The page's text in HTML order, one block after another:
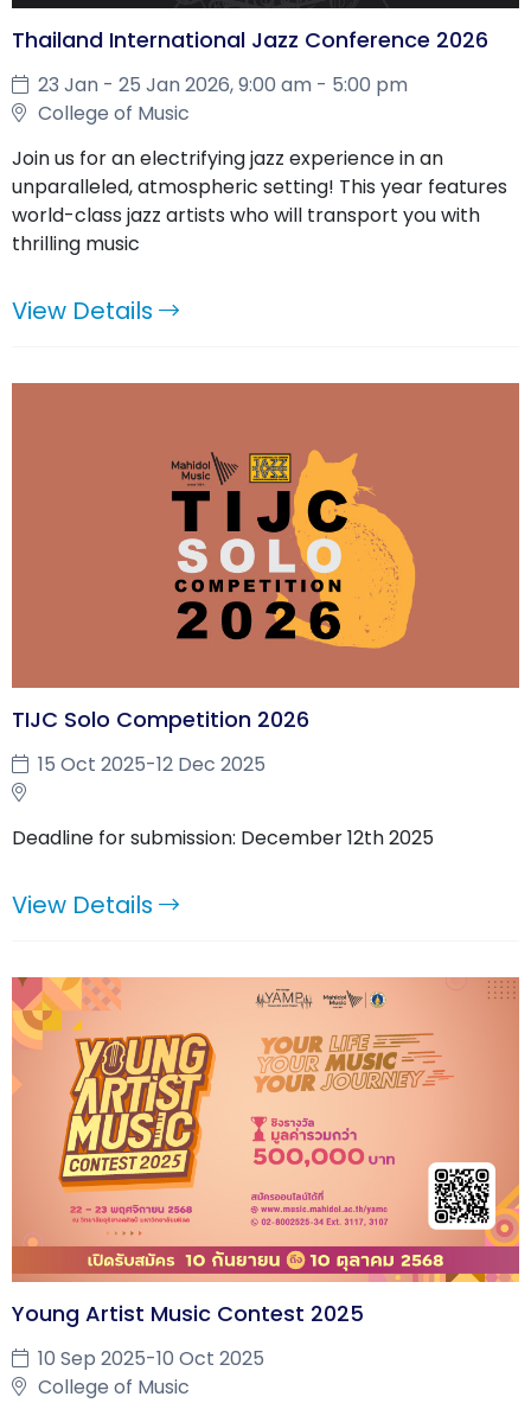
Thailand International Jazz Conference 2026
23 Jan - 25 Jan 2026, 9:00 am - 5:00 pm
College of Music
Join us for an electrifying jazz experience in an
unparalleled, atmospheric setting! This year features
world-class jazz artists who will transport you with
thrilling music
View Details
TIJC Solo Competition 2026
15 Oct 2025-12 Dec 2025
Deadline for submission: December 12th 2025
View Details
Young Artist Music Contest 2025
10 Sep 2025-10 Oct 2025
College of Music